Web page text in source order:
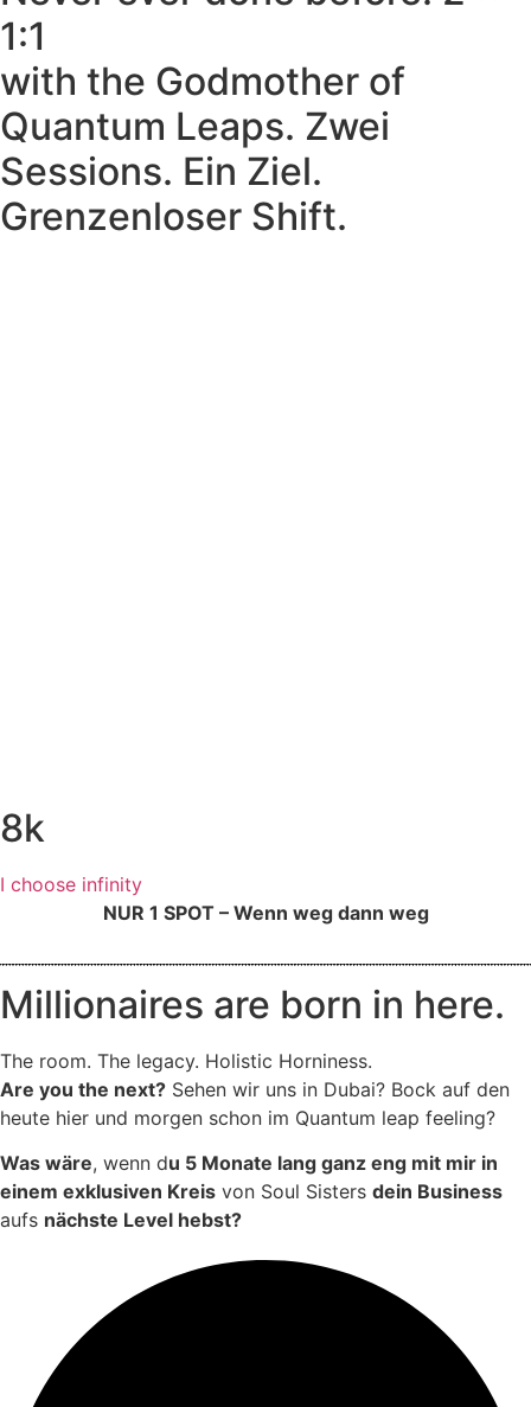
1:1
with the Godmother of
Quantum Leaps. Zwei
Sessions. Ein Ziel.
Grenzenloser Shift.
8k
I choose infinity
NUR 1 SPOT – Wenn weg dann weg
Millionaires are born in here.
The room. The legacy. Holistic Horniness.
Are you the next? Sehen wir uns in Dubai? Bock auf den
heute hier und morgen schon im Quantum leap feeling?
Was wäre, wenn du 5 Monate lang ganz eng mit mir in
einem exklusiven Kreis von Soul Sisters dein Business
aufs nächste Level hebst?